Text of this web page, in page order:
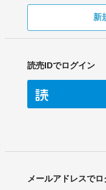
新
読売IDでログイン
メールアドレスでロ